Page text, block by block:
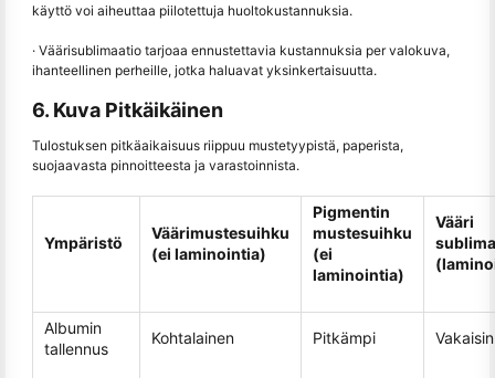
käyttö voi aiheuttaa piilotettuja huoltokustannuksia.
· Väärisublimaatio tarjoaa ennustettavia kustannuksia per valokuva,
ihanteellinen perheille, jotka haluavat yksinkertaisuutta.
6. Kuva Pitkäikäinen
Tulostuksen pitkäaikaisuus riippuu mustetyypistä, paperista,
suojaavasta pinnoitteesta ja varastoinnista.
Ympäristö
Väärimustesuihku
(ei laminointia)
Pigmentin
mustesuihku
(ei
laminointia)
Vääri
Albumin
tallennus
Kohtalainen Pitkämpi Vakaisin